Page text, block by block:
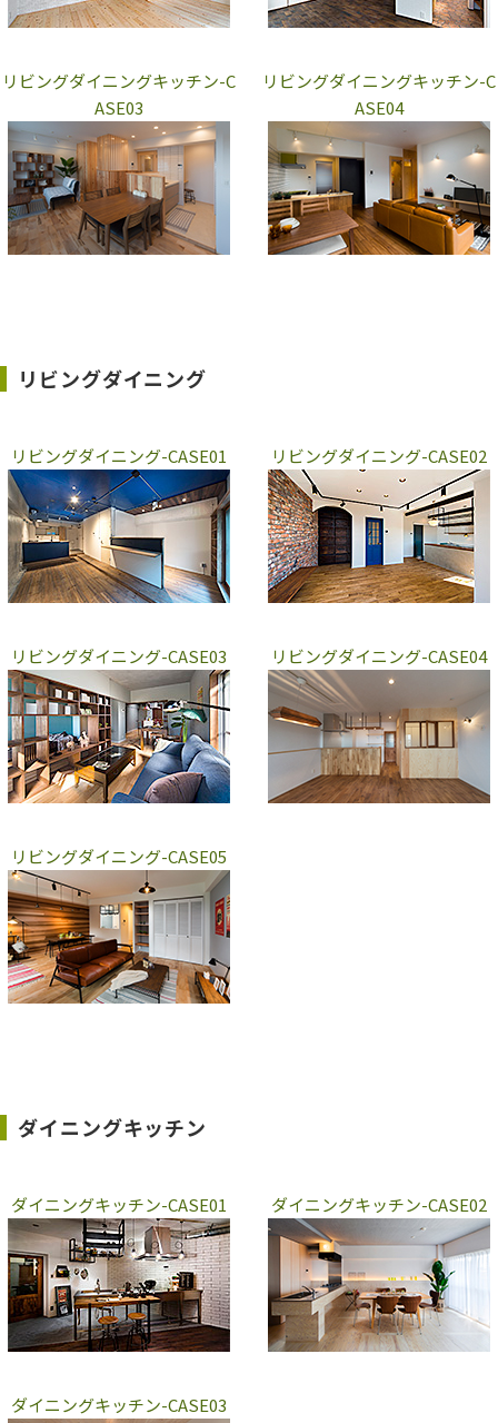
リビングダイニングキッチン-C
ASE03
リビングダイニングキッチン-C
ASE04
リビングダイニング
リビングダイニング-CASE01 リビングダイニング-CASE02
リビングダイニング-CASE03 リビングダイニング-CASE04
リビングダイニング-CASE05
ダイニングキッチン
ダイニングキッチン-CASE01 ダイニングキッチン-CASE02
ダイニングキッチン-CASE03